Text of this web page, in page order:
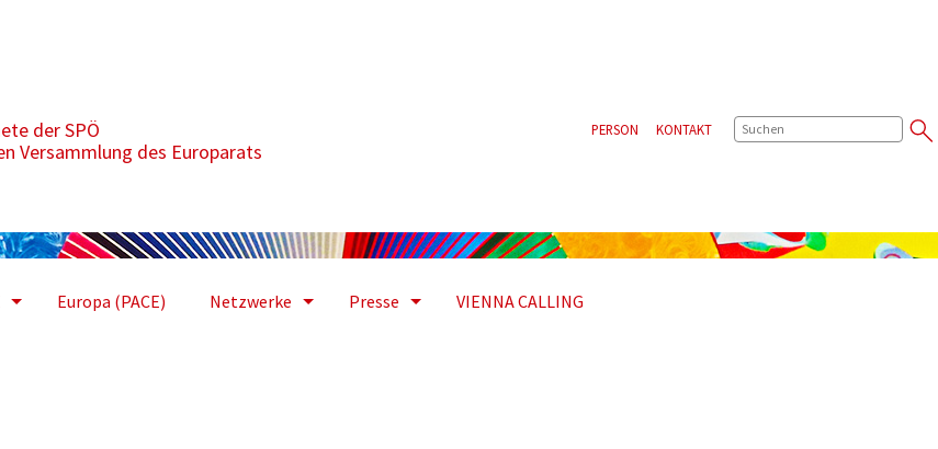
der SPÖ
Versammlung des Europarats
PERSON KONTAKTSUCHE
Europa (PACE) Netzwerke Presse VIENNA CALLING